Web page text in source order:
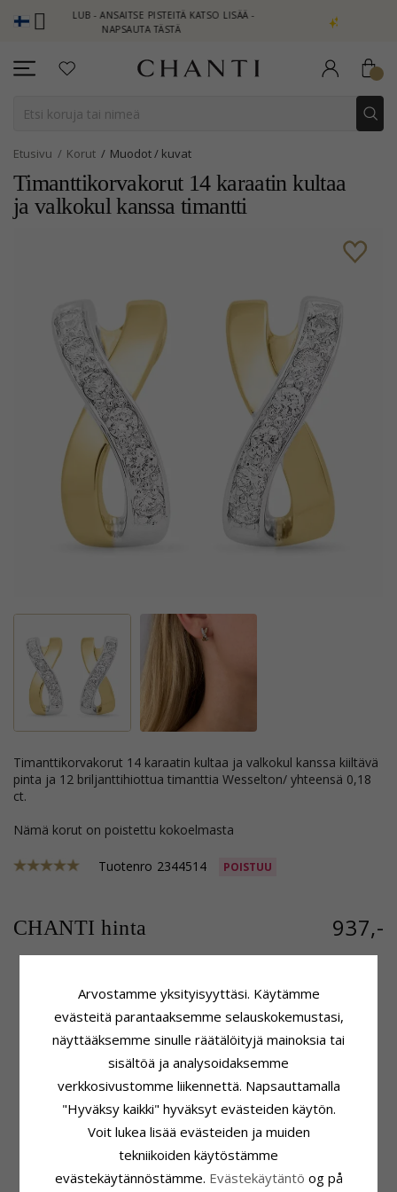
CLUB - ANSAITSE PISTEITÄ KATSO LISÄÄ -
NAPSAUTA TÄSTÄ
NEW COLLECTION |
Etusivu Korut Muodot / kuvat
Timanttikorvakorut 14 karaatin kultaa
ja valkokul kanssa timantti
timanttikorvakorut 14 karaatin kultaa ja valkokul kanssa kiiltävä
pinta ja 12 briljanttihiottua timanttia Wesselton/ yhteensä 0,18
ct.
Nämä korut on poistettu kokoelmasta
Tuotenro 2344514 POISTUU
CHANTI hinta 937,-
Tuoteseloste
Timanttikorvakorut
Jalometalli:
14 Karaatin Kultaa Ja Valkokul
Kiiltävä
Hionta:Briljanttihiottu
Kivi: Timantti
Timantin Väri: Wesselton
Timantin Kirkkaus:
Karaatti:0,18
Leveys:6,1 mm
Toimitusaika
Toimitusaika:4-5 Arkipäivä
Arvostamme yksityisyyttäsi. Käytämme
evästeitä parantaaksemme selauskokemustasi,
näyttääksemme sinulle räätälöityjä mainoksia tai
sisältöä ja analysoidaksemme
verkkosivustomme liikennettä. Napsauttamalla
"Hyväksy kaikki" hyväksyt evästeiden käytön.
Voit lukea lisää evästeiden ja muiden
tekniikoiden käytöstämme
evästekäytännöstämme. Evästekäytäntö og på